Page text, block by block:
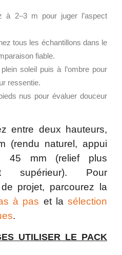
à 2–3 m pour juger l’aspect
tous les échantillons dans le
fiable.
soleil puis à l’ombre pour
ressentie.
nus pour évaluer douceur
entre deux hauteurs,
(rendu naturel, appui
45 mm (relief plus
supérieur). Pour
projet, parcourez la
à pas et la sélection
.
UTILISER LE PACK